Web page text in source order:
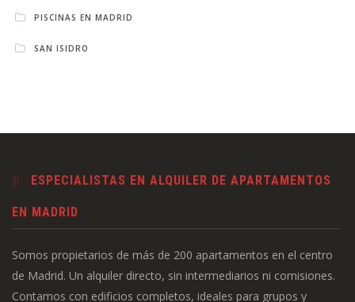
PISCINAS EN MADRID
SAN ISIDRO
ESPECIALISTAS EN ALQUILER DE APARTAMENTOS
EN MADRID
Somos propietarios de más de 200 apartamentos en el centro
de Madrid. Un alquiler directo, sin intermediarios ni comisiones.
Contamos con edificios completos, ideales para grupos y